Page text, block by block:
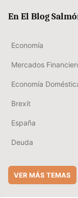
En El Blog
Economía
Mercados
Economía
Brexit
España
Deuda
VER MÁS TEMAS